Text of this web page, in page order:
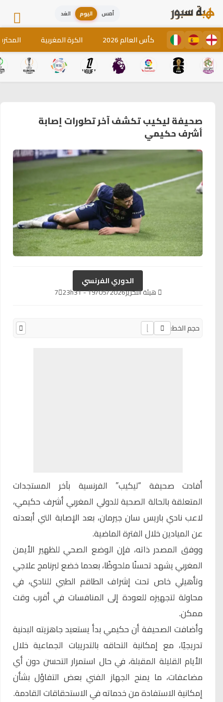
أمس اليوم الغد
كأس العالم 2026 الكرة المغربية
صحيفة ليكيب تكشف آخر تطورات إصابة
أشرف حكيمي
الدوري الفرنسي
هيئة التحرير19/05/2026 - 23h31
7
حجم الخط:
أفادت صحيفة “ليكيب” الفرنسية بآخر المستجدات
المتعلقة بالحالة الصحية للدولي المغربي أشرف حكيمي،
لاعب نادي باريس سان جيرمان، بعد الإصابة التي أبعدته
عن الميادين خلال الفترة الماضية.
ووفق المصدر ذاته، فإن الوضع الصحي للظهير الأيمن
المغربي يشهد تحسنًا ملحوظًا، بعدما خضع لبرنامج علاجي
وتأهيلي خاص تحت إشراف الطاقم الطبي للنادي، في
محاولة لتجهيزه للعودة إلى المنافسات في أقرب وقت
ممكن.
وأضافت الصحيفة أن حكيمي بدأ يستعيد جاهزيته البدنية
تدريجيًا، مع إمكانية التحاقه بالتدريبات الجماعية خلال
الأيام القليلة المقبلة، في حال استمرار التحسن دون أي
مضاعفات، ما يمنح الجهاز الفني بعض التفاؤل بشأن
إمكانية الاستفادة من خدماته في الاستحقاقات القادمة.